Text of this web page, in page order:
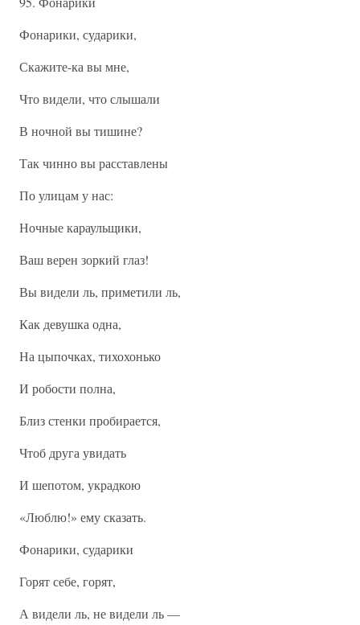
Фонарики, сударики,
Скажите-ка вы мне,
Что видели, что слышали
В ночной вы тишине?
Так чинно вы расставлены
По улицам у нас:
Ночные караульщики,
Ваш верен зоркий глаз!
Вы видели ль, приметили ль,
Как девушка одна,
На цыпочках, тихохонько
И робости полна,
Близ стенки пробирается,
Чтоб друга увидать
И шепотом, украдкою
«Люблю!» ему сказать.
Фонарики, сударики
Горят себе, горят,
А видели ль, не видели ль —